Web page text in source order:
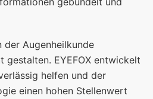
Augenheilkunde
EYEFOX entwickelt
helfen und der
einen hohen Stellenwert